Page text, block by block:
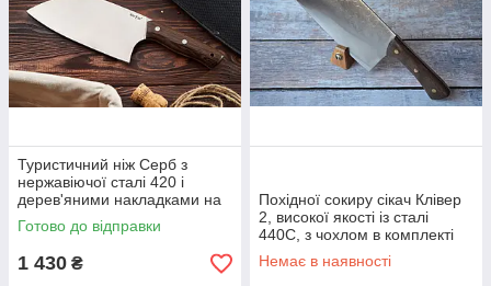
Туристичний ніж Серб з
нержавіючої сталі 420 і
дерев'яними накладками на
рукояті, тканинний чохол в
комплекті.
Готово до відправки
1 430 ₴
Похідної сокиру сікач Клівер
2, високої якості із сталі
440С, з чохлом в комплекті
Немає в наявності